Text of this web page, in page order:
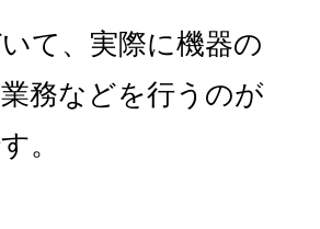
て、実際に機器の
務などを行うのが
。